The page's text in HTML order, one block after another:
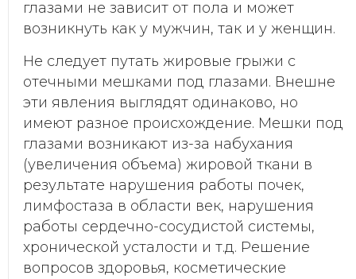
глазами не зависит от пола и может
возникнуть как у мужчин, так и у женщин.
Не следует путать жировые грыжи с
отечными мешками под глазами. Внешне
эти явления выглядят одинаково, но
имеют разное происхождение. Мешки под
глазами возникают из-за набухания
(увеличения объема) жировой ткани в
результате нарушения работы почек,
лимфостаза в области век, нарушения
работы сердечно-сосудистой системы,
хронической усталости и т.д. Решение
вопросов здоровья, косметические